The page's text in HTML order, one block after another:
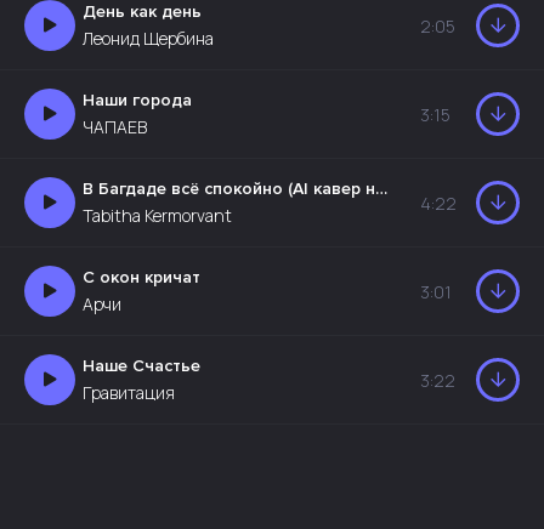
День как день
Леонид Щербина
2:05
Наши города
ЧАПАЕВ
3:15
В Багдаде всё спокойно (AI кавер на песню группы Кар-Мэн)
Tabitha Kermorvant
4:22
С окон кричат
Арчи
3:01
Наше Счастье
Гравитация
3:22